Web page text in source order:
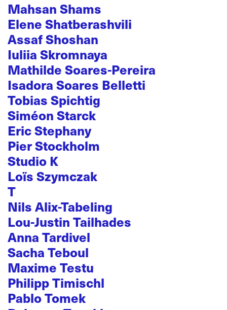
Mahsan Shams
Elene Shatberashvili
Assaf Shoshan
Iuliia Skromnaya
Mathilde Soares-Pereira
Isadora Soares Belletti
Tobias Spichtig
Siméon Starck
Eric Stephany
Pier Stockholm
Studio K
Loïs Szymczak
T
Nils Alix-Tabeling
Lou-Justin Tailhades
Anna Tardivel
Sacha Teboul
Maxime Testu
Philipp Timischl
Pablo Tomek